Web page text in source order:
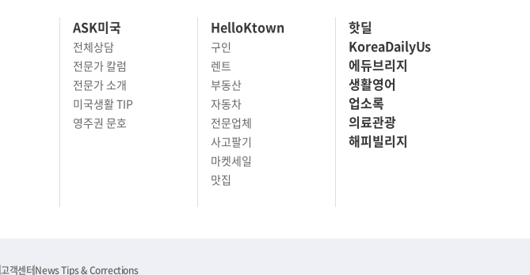
ASK미국
전체상담
전문가 칼럼
전문가 소개
미국생활 TIP
영주권 문호
HelloKtown
구인
렌트
부동산
자동차
전문업체
사고팔기
마켓세일
맛집
핫딜
KoreaDailyUs
에듀브리지
생활영어
업소록
의료관광
해피빌리지
고객센터News Tips & Corrections